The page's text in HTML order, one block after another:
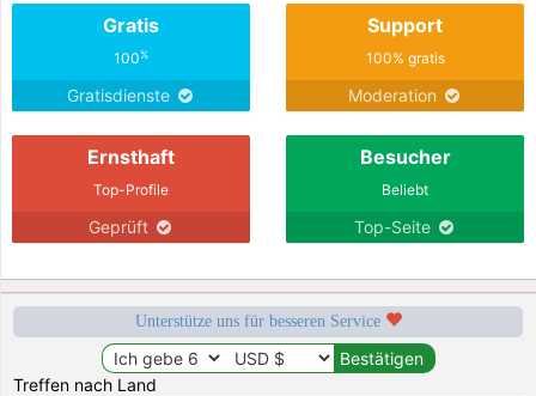
Gratis
100%
Gratisdienste
Support
100% gratis
Moderation
Ernsthaft
Top-Profile
Geprüft
Besucher
Beliebt
Top-Seite
Unterstütze uns für besseren Service
Treffen nach Land